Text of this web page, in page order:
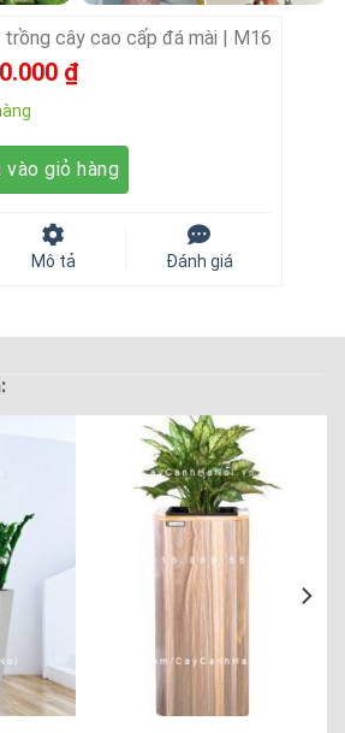
trồng cây cao cấp đá mài | M16
₫.
₫Giá
tại
380.000 ₫.
vào giỏ hàng
Mô tả Đánh giá